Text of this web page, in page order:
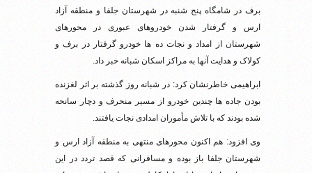
برف در شامگاه پنج شنبه در شهرستان جلفا و منطقه آزاد
ارس و گرفتار شدن خودروهای عبوری در محورهای
شهرستان از امداد و نجات ده ها خودرو گرفتار در برف و
کولاک و هدایت آنها به مراکز اسکان شبانه خبر داد.
ابراهیمی خاطرنشان کرد: در شبانه روز گذشته بر اثر لغزنده
بودن جاده ها چندین خودرو از مسیر منحرف و دچار سانحه
شده بودند که با تلاش مأموران امدادی نجات یافتند.
وی افزود: هم اکنون محورهای منتهی به منطقه آزاد ارس و
شهرستان جلفا باز بوده و مسافرانی که قصد تردد در این